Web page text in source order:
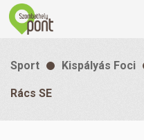
Programok
Sport Kispályás Foci
Rács SE